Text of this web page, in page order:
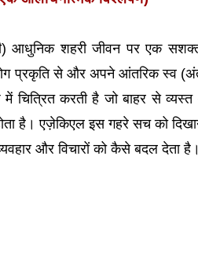
आधुनिक शहरी जीवन पर एक
प्रकृति से और अपने आंतरिक स्व
करती है जो बाहर से व्यस्त
है। एज़ेकिएल इस गहरे सच को
और विचारों को कैसे बदल देता है।